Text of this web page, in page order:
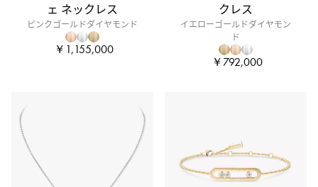
ェ ネックレス
ピンクゴールドダイヤモンド
￥1,155,000
クレス
イエローゴールドダイヤモン
ド
￥792,000